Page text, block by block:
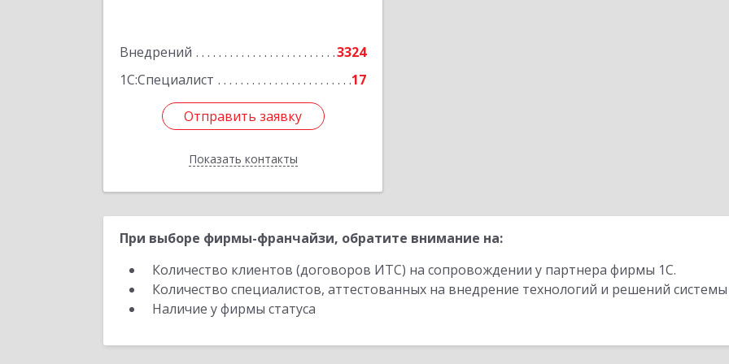
Внедрений
3324
1С:Специалист
17
Отправить заявку
Показать контакты
Подробнее
Отправить заявку
Назад
При выборе фирмы-франчайзи, обратите внимание на:
Количество клиентов (договоров ИТС) на сопровождении у партнера фирмы 1С.
Количество специалистов, аттестованных на внедрение технологий и решений
Наличие у фирмы статуса